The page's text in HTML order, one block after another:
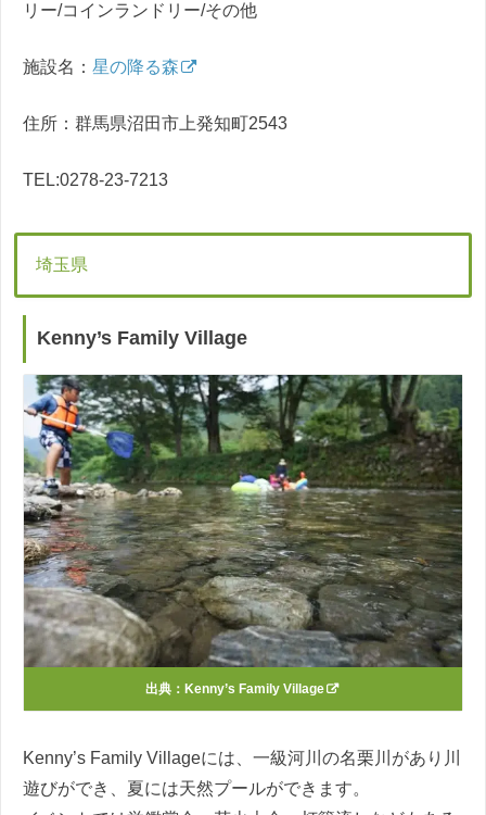
リー/コインランドリー/その他
施設名： 星の降る森
住所：群馬県沼田市上発知町2543
TEL:0278-23-7213
埼玉県
Kenny’s Family Village
出典： Kenny’s Family Village
Kenny’s Family Villageには、一級河川の名栗川があり川
遊びができ、夏には天然プールができます。